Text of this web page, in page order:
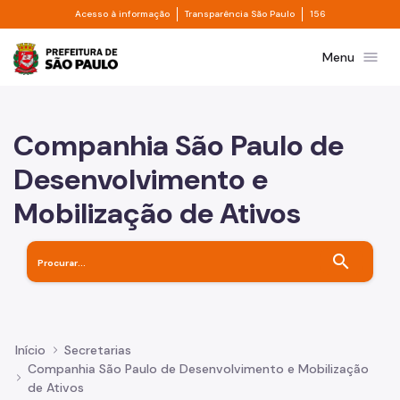
Pular para o Conteúdo principal
Acesso à informação Divisor de acesso à informação
Transparência São Paulo Divisor de
156
Prefeitura de São PauloMenu menu
Companhia São Paulo de
Desenvolvimento e
Mobilização de Ativos
search
Início
Secretarias
Companhia São Paulo de Desenvolvimento e Mobilização
de Ativos